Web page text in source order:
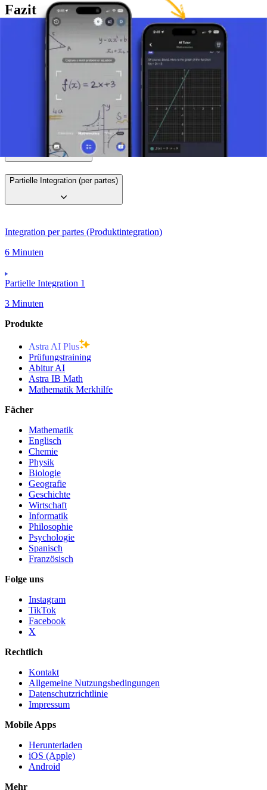
Fazit
Die geschickte Wahl von und
ist der Schlüssel. So erweitert
partielle Integration Ihr Repertoire und vertieft das Verständnis der
Integralrechnung.
Machen Sie ein Foto von Ihrer Aufgabe und nutzen Sie den KI-
Unbestimmtes Integral
Partielle Integration (per partes)
Integration per partes (Produktintegration)
6 Minuten
Partielle Integration 1
3 Minuten
Produkte
Astra AI Plus
Prüfungstraining
Abitur AI
Astra IB Math
Mathematik Merkhilfe
Fächer
Mathematik
Englisch
Chemie
Physik
Biologie
Geografie
Geschichte
Wirtschaft
Informatik
Philosophie
Psychologie
Spanisch
Französisch
Folge uns
Instagram
TikTok
Facebook
X
Rechtlich
Kontakt
Allgemeine Nutzungsbedingungen
Datenschutzrichtlinie
Impressum
Mobile Apps
Herunterladen
iOS (Apple)
Android
Mehr